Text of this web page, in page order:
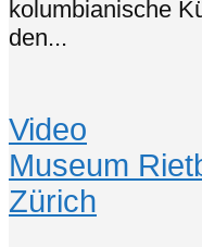
kolumbianische
den...
Video
Museum
Zürich